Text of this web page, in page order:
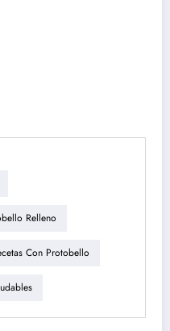
Relleno
Con Protobello